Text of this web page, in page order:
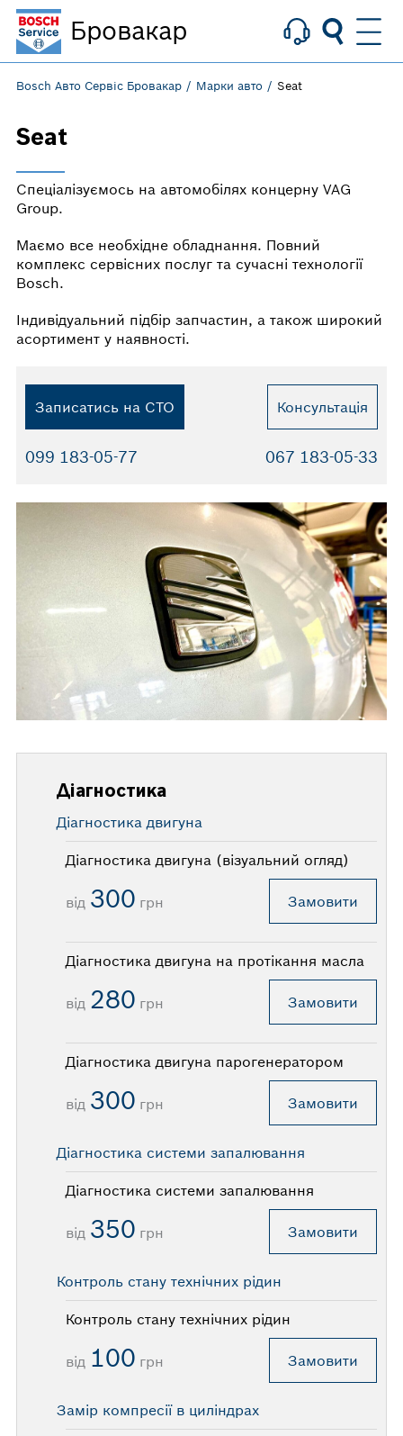
Bosch Авто Сервіс Бровакар Марки авто Seat
Seat
Спеціалізуємось на автомобілях концерну VAG
Group.
Маємо все необхідне обладнання. Повний
комплекс сервісних послуг та сучасні технології
Bosch.
Індивідуальний підбір запчастин, а також широкий
асортимент у наявності.
Записатись на СТО Консультація
099 183-05-77 067 183-05-33
Діагностика
Діагностика двигуна
Діагностика двигуна (візуальний огляд)
від 300 грн Замовити
Діагностика двигуна на протікання масла
від 280 грн Замовити
Діагностика двигуна парогенератором
від 300 грн Замовити
Діагностика системи запалювання
Діагностика системи запалювання
від 350 грн Замовити
Контроль стану технічних рідин
Контроль стану технічних рідин
від 100 грн Замовити
Замір компресії в циліндрах
Бровакар